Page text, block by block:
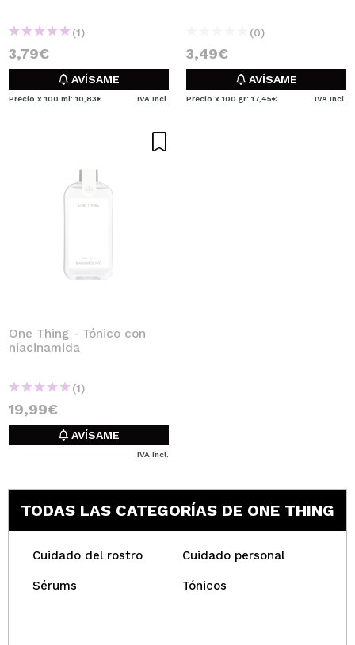
(1)
3,79€
AVÍSAME
Precio x 100 ml: 10,83€ IVA Incl.
(0)
3,49€
AVÍSAME
Precio x 100 gr: 17,45€ IVA Incl.
One Thing - Tónico con
niacinamida
(1)
19,99€
AVÍSAME
IVA Incl.
TODAS LAS CATEGORÍAS DE ONE THING
Cuidado del rostro Cuidado personal
Sérums Tónicos